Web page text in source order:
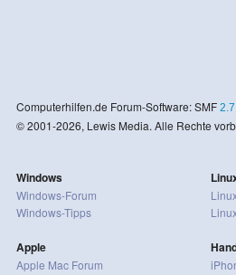
Computerhilfen.de Forum-Software: SMF
© 2001-2026, Lewis Media. Alle Rechte
Windows
Windows-Forum
Windows-Tipps
Apple
Apple Mac Forum